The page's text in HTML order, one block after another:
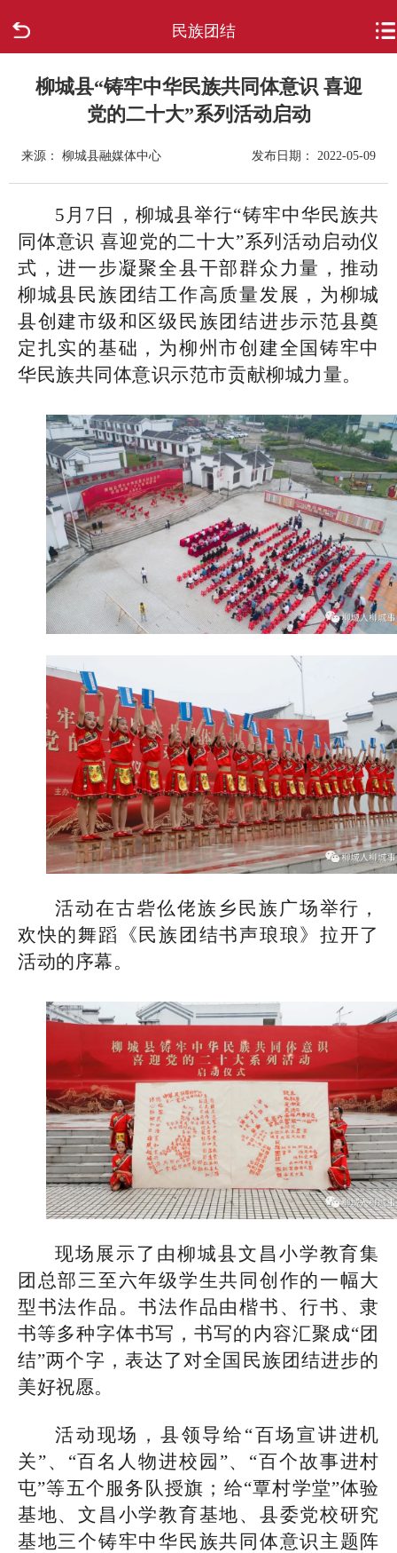
民族团结
走进柳城
政府信息公开
网上办事
互动回应
数据专题
柳城县“铸牢中华民族共同体意识 喜迎
党的二十大”系列活动启动
来源： 柳城县融媒体中心 发布日期： 2022-05-09
5月7日，柳城县举行“铸牢中华民族共
同体意识 喜迎党的二十大”系列活动启动仪
式，进一步凝聚全县干部群众力量，推动
柳城县民族团结工作高质量发展，为柳城
县创建市级和区级民族团结进步示范县奠
定扎实的基础，为柳州市创建全国铸牢中
华民族共同体意识示范市贡献柳城力量。
活动在古砦仫佬族乡民族广场举行，
欢快的舞蹈《民族团结书声琅琅》拉开了
活动的序幕。
现场展示了由柳城县文昌小学教育集
团总部三至六年级学生共同创作的一幅大
型书法作品。书法作品由楷书、行书、隶
书等多种字体书写，书写的内容汇聚成“团
结”两个字，表达了对全国民族团结进步的
美好祝愿。
活动现场，县领导给“百场宣讲进机
关”、“百名人物进校园”、“百个故事进村
屯”等五个服务队授旗；给“覃村学堂”体验
基地、文昌小学教育基地、县委党校研究
基地三个铸牢中华民族共同体意识主题阵